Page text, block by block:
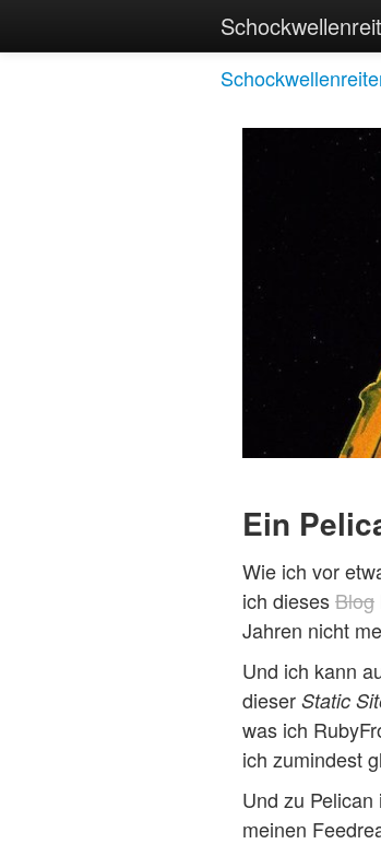
Ein
Wie ich vor
ich diesesBlog
Jahren nicht
Und ich kann
dieser Static
was ich
ich zumindest
Und zu
meinen